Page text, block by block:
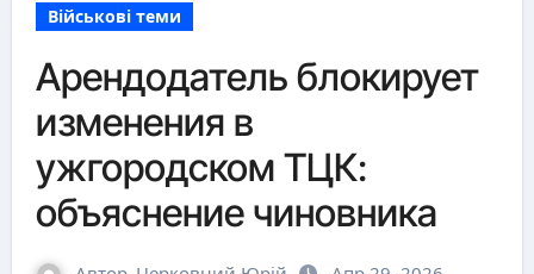
Військові теми
Арендодатель блокирует
изменения в
ужгородском ТЦК:
объяснение чиновника